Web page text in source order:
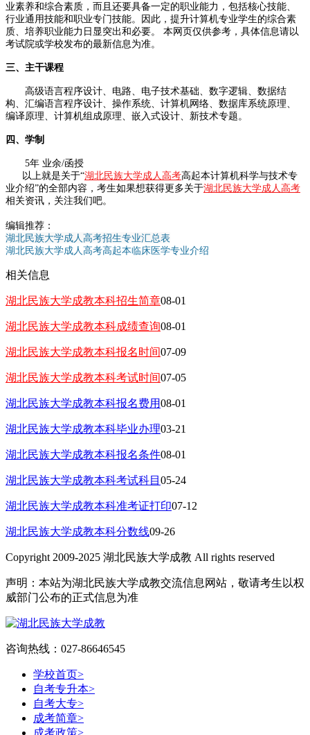
业素养和综合素质，而且还要具备一定的职业能力，包括核心技能、
行业通用技能和职业专门技能。因此，提升计算机专业学生的综合素
质、培养职业能力日显突出和必要。 本网页仅供参考，具体信息请以
考试院或学校发布的最新信息为准。
三、主干课程
高级语言程序设计、电路、电子技术基础、数字逻辑、数据结
构、汇编语言程序设计、操作系统、计算机网络、数据库系统原理、
编译原理、计算机组成原理、嵌入式设计、新技术专题。
四、学制
5年 业余/函授
以上就是关于“湖北民族大学成人高考高起本计算机科学与技术专
业介绍”的全部内容，考生如果想获得更多关于湖北民族大学成人高考
相关资讯，关注我们吧。
编辑推荐：
湖北民族大学成人高考招生专业汇总表
湖北民族大学成人高考高起本临床医学专业介绍
相关信息
湖北民族大学成教本科招生简章08-01
湖北民族大学成教本科成绩查询08-01
湖北民族大学成教本科报名时间07-09
湖北民族大学成教本科考试时间07-05
湖北民族大学成教本科报名费用08-01
湖北民族大学成教本科毕业办理03-21
湖北民族大学成教本科报名条件08-01
湖北民族大学成教本科考试科目 05-24
湖北民族大学成教本科准考证打印07-12
湖北民族大学成教本科分数线09-26
Copyright 2009-2025 湖北民族大学成教 All rights reserved
声明：本站为湖北民族大学成教交流信息网站，敬请考生以权
威部门公布的正式信息为准
咨询热线：027-86646545
学校首页>
自考专升本>
自考大专>
成考简章>
成考政策>